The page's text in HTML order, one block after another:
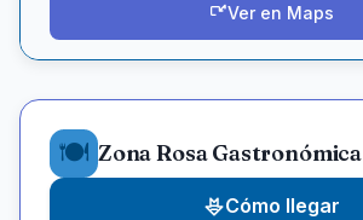
Ver en Maps
🍽️ Zona Rosa Gastronómica
Cómo llegar